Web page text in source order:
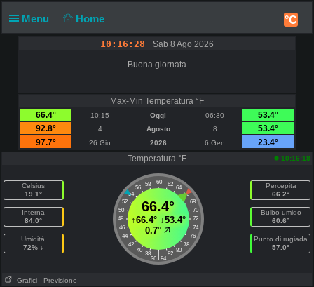
Menu Home °C
10:16:29 Sab 8 Ago 2026
Buona giornata
Max-Min Temperatura °F
66.4°
10:15 Oggi 06:30
53.4°
92.8°
4 Agosto 8
53.4°
97.7°
26 Giu 2026 6 Gen
23.4°
Temperatura °F
10:16:18
Celsius
19.1°
Interna
84.0°
Umidità
72% ↓
60
58 62
56
64
54
66
52
68
50
70
48
72
46
74
44
76
42
78
40
80
38 82
|
36 84
66.4°
↑66.4°↓53.4°
0.7°
Percepita
66.2°
Bulbo umido
60.6°
Punto di rugiada
57.0°
Grafici - Previsione